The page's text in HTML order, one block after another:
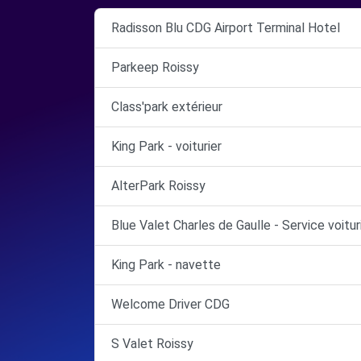
Radisson Blu CDG Airport Terminal Hotel
Parkeep Roissy
Class'park extérieur
King Park - voiturier
AlterPark Roissy
Blue Valet Charles de Gaulle - Service
King Park - navette
Welcome Driver CDG
S Valet Roissy